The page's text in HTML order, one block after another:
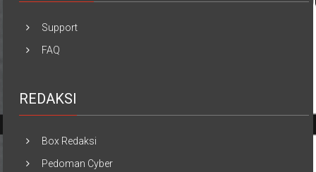
Support
FAQ
REDAKSI
Box Redaksi
Pedoman Cyber